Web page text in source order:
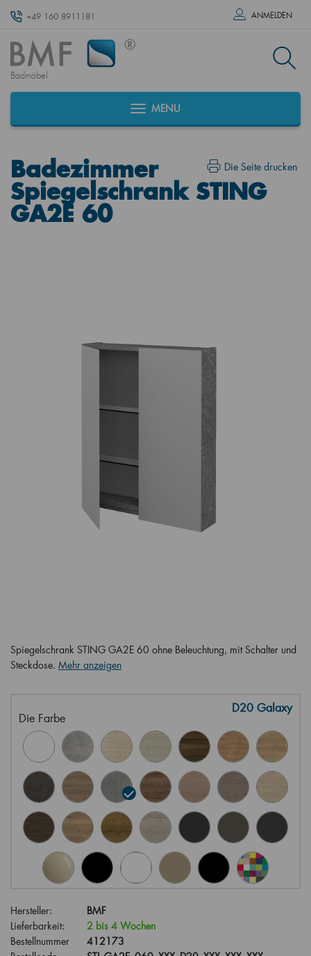
+49 160 8911181 ANMELDEN
Badmöbel
MENU
Die Seite drucken
Badezimmer
Spiegelschrank STING
GA2E 60
Spiegelschrank STING GA2E 60 ohne Beleuchtung, mit Schalter und
Steckdose. Mehr anzeigen
Die Farbe
D20 Galaxy
Hersteller:
BMF
Lieferbarkeit:
2 bis 4 Wochen
Bestellnummer
412173